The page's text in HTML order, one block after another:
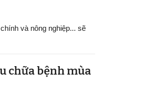
và nông nghiệp... sẽ
chữa bệnh mùa